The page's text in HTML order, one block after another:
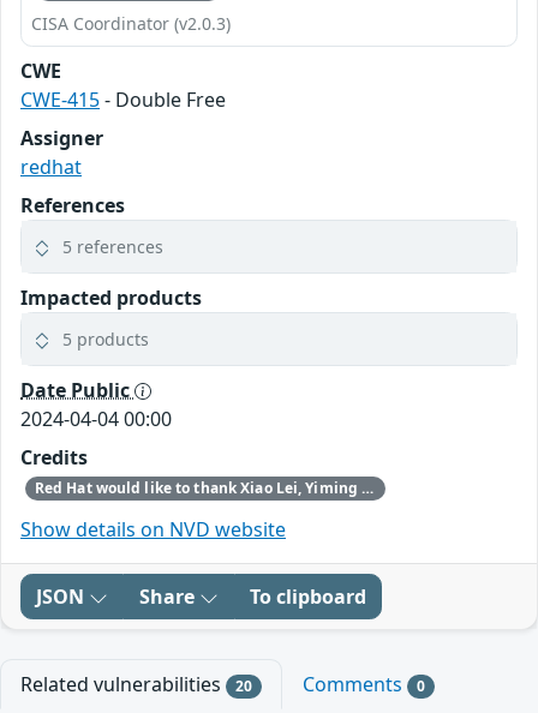
CISA Coordinator (v2.0.3)
CWE
CWE-415- Double Free
Assigner
redhat
References
5 references
Impacted products
5 products
Date Public
2024-04-04 00:00
Credits
Red Hat would like to thank Xiao Lei, Yiming Tao, and Yongkang Jia for reporting this issue.
Show details on NVD website
JSON Share To clipboard
Related vulnerabilities 20 Comments 0